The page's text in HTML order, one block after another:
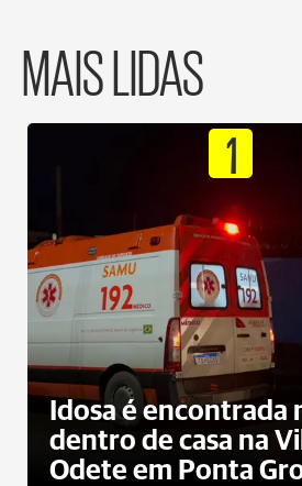
MAIS LIDAS
1
Idosa é encontrada
dentro de casa na
Odete em Ponta